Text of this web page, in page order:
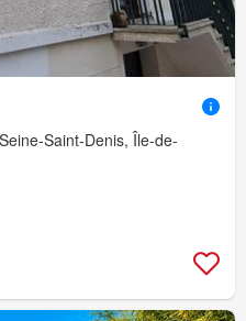
Saint-Denis, Île-de-